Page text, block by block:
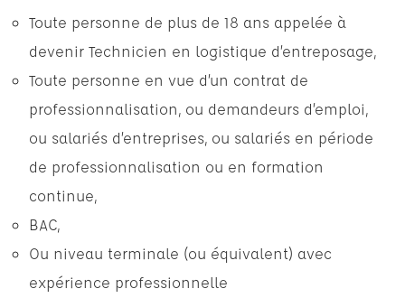
Toute personne de plus de 18 ans appelée à
devenir Technicien en logistique d’entreposage,
Toute personne en vue d’un contrat de
professionnalisation, ou demandeurs d’emploi,
ou salariés d’entreprises, ou salariés en période
de professionnalisation ou en formation
continue,
BAC,
Ou niveau terminale (ou équivalent) avec
expérience professionnelle